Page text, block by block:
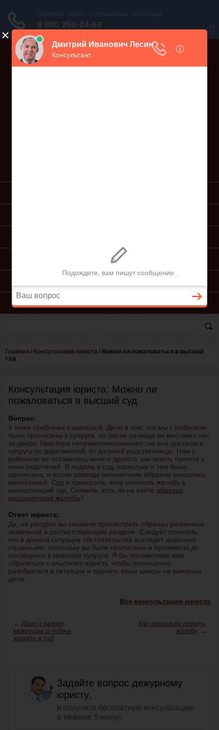
ПОДАЧА ИСКА
КОНСУЛЬТАЦИЯ ЮРИСТА
Главная / Консультация юриста / Можно ли пожаловаться в высший
суд
Консультация юриста: Можно ли
пожаловаться в высший суд
Вопрос:
У меня проблема с выпиской. Дело в том, что мы с ребенком
были прописаны у супруга, но после развода он выставил нас
за двери. Квартира неприватизированная, но она досталась
супругу по дарственной, от дальней родственницы. Нам с
ребенком не оставалось ничего другого, как искать приюта у
моих родителей. Я подала в суд, поскольку я там была
прописана, и после развода непонятным образом оказалась
выписанной. Суд я проиграла, хочу написать жалобу в
вышестоящий суд. Скажите, есть ли на сайте образец
кассационной жалобы?
Ответ юриста:
Да, на ресурсе вы сможете просмотреть образцы различных
заявлений в соответствующем разделе. Следует отметить,
что в данной ситуации обстоятельства выглядят довольно
странными, поскольку вы были прописаны и проживали до
последнего в квартире супруга. Я бы посоветовал вам
обратиться к опытному юристу, чтобы полноценно
разобраться в ситуации и оценить ваши шансы на выигрыш
дела.
Все консультации юриста
← Дело о заливе
квартиры и подача
жалобы в суд
Как правильно подать
жалобу →
Задайте вопрос дежурному
юристу,
и получите бесплатную консультацию
в течение 5 минут.